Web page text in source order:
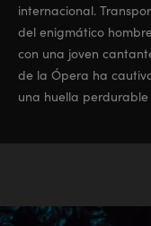
internacional.
del enigmático
con una joven
de la Ópera ha
una huella